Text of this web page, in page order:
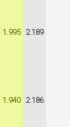
1.995 2.189
1.940 2.186